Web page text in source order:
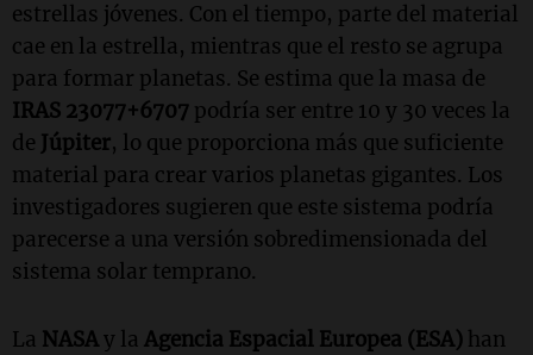
estrellas jóvenes. Con el tiempo, parte del material
cae en la estrella, mientras que el resto se agrupa
para formar planetas. Se estima que la masa de
IRAS 23077+6707 podría ser entre 10 y 30 veces la
de Júpiter, lo que proporciona más que suficiente
material para crear varios planetas gigantes. Los
investigadores sugieren que este sistema podría
parecerse a una versión sobredimensionada del
sistema solar temprano.
La NASAy la Agencia Espacial Europea (ESA) han